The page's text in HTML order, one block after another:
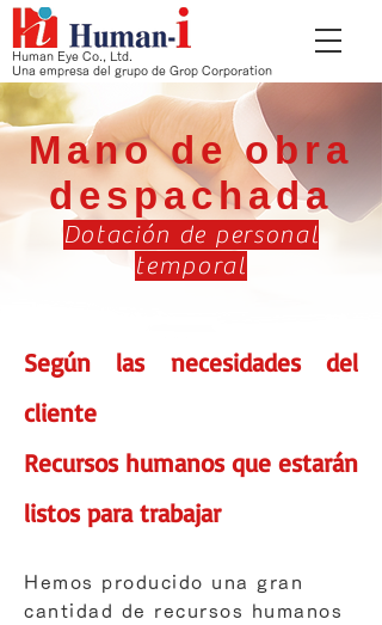
Human Eye Co., Ltd.
Una empresa del grupo de Grop Corporation
Mano de obra
despachada
Dotación de personal
temporal
Según las necesidades del
cliente
Recursos humanos que estarán
listos para trabajar
Hemos producido una gran
cantidad de recursos humanos